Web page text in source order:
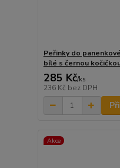
Peřinky do
bílé s černou
285 Kč/ks
236 Kč bez DPH
Akce